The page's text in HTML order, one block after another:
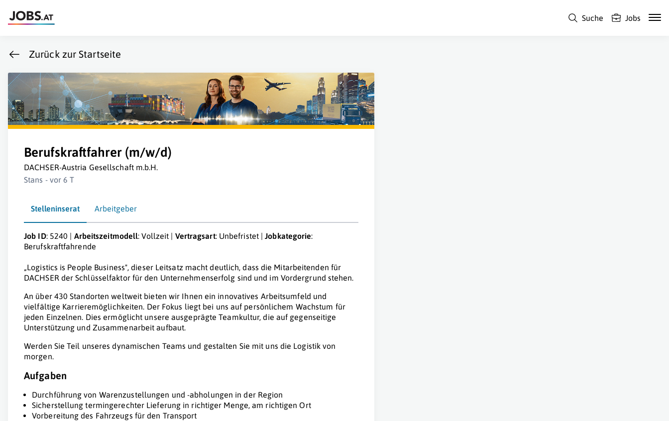
Suche Jobs
Zurück zur Startseite
Berufskraftfahrer (m/w/d)
DACHSER-Austria Gesellschaft m.b.H.
Stans - vor 6 T
Stelleninserat Arbeitgeber
Job ID: 5240 | Arbeitszeitmodell: Vollzeit | Vertragsart: Unbefristet |Jobkategorie:
Berufskraftfahrende
„Logistics is People Business", dieser Leitsatz macht deutlich, dass die Mitarbeitenden für
DACHSER der Schlüsselfaktor für den Unternehmenserfolg sind und im Vordergrund stehen.
An über 430 Standorten weltweit bieten wir Ihnen ein innovatives Arbeitsumfeld und
vielfältige Karrieremöglichkeiten. Der Fokus liegt bei uns auf persönlichem Wachstum für
jeden Einzelnen. Dies ermöglicht unsere ausgeprägte Teamkultur, die auf gegenseitige
Unterstützung und Zusammenarbeit aufbaut.
Werden Sie Teil unseres dynamischen Teams und gestalten Sie mit uns die Logistik von
morgen.
Aufgaben
Durchführung von Warenzustellungen und -abholungen in der Region
Sicherstellung termingerechter Lieferung in richtiger Menge, am richtigen Ort
Vorbereitung des Fahrzeugs für den Transport